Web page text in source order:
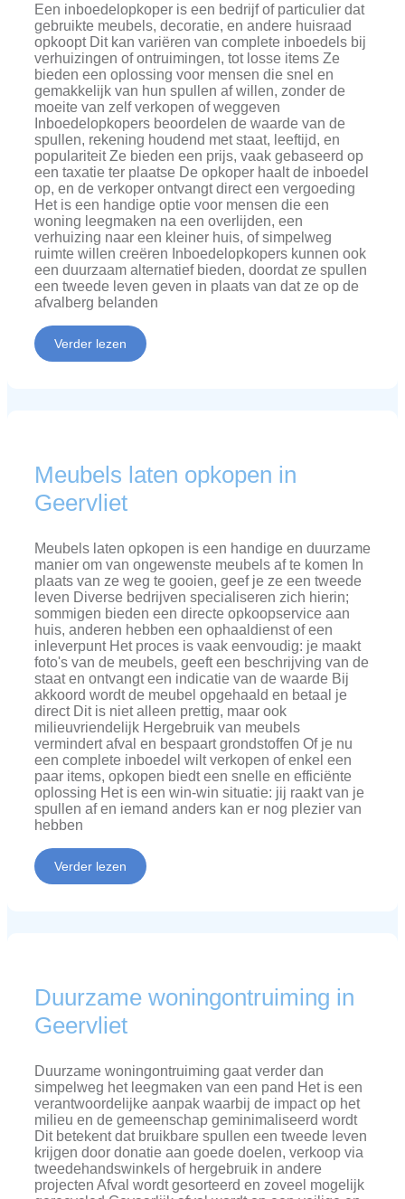
Een inboedelopkoper is een bedrijf of particulier dat
gebruikte meubels, decoratie, en andere huisraad
opkoopt Dit kan variëren van complete inboedels bij
verhuizingen of ontruimingen, tot losse items Ze
bieden een oplossing voor mensen die snel en
gemakkelijk van hun spullen af willen, zonder de
moeite van zelf verkopen of weggeven
Inboedelopkopers beoordelen de waarde van de
spullen, rekening houdend met staat, leeftijd, en
populariteit Ze bieden een prijs, vaak gebaseerd op
een taxatie ter plaatse De opkoper haalt de inboedel
op, en de verkoper ontvangt direct een vergoeding
Het is een handige optie voor mensen die een
woning leegmaken na een overlijden, een
verhuizing naar een kleiner huis, of simpelweg
ruimte willen creëren Inboedelopkopers kunnen ook
een duurzaam alternatief bieden, doordat ze spullen
een tweede leven geven in plaats van dat ze op de
afvalberg belanden
Verder lezen
Meubels laten opkopen in
Geervliet
Meubels laten opkopen is een handige en duurzame
manier om van ongewenste meubels af te komen In
plaats van ze weg te gooien, geef je ze een tweede
leven Diverse bedrijven specialiseren zich hierin;
sommigen bieden een directe opkoopservice aan
huis, anderen hebben een ophaaldienst of een
inleverpunt Het proces is vaak eenvoudig: je maakt
foto's van de meubels, geeft een beschrijving van de
staat en ontvangt een indicatie van de waarde Bij
akkoord wordt de meubel opgehaald en betaal je
direct Dit is niet alleen prettig, maar ook
milieuvriendelijk Hergebruik van meubels
vermindert afval en bespaart grondstoffen Of je nu
een complete inboedel wilt verkopen of enkel een
paar items, opkopen biedt een snelle en efficiënte
oplossing Het is een win-win situatie: jij raakt van je
spullen af en iemand anders kan er nog plezier van
hebben
Verder lezen
Duurzame woningontruiming in
Geervliet
Duurzame woningontruiming gaat verder dan
simpelweg het leegmaken van een pand Het is een
verantwoordelijke aanpak waarbij de impact op het
milieu en de gemeenschap geminimaliseerd wordt
Dit betekent dat bruikbare spullen een tweede leven
krijgen door donatie aan goede doelen, verkoop via
tweedehandswinkels of hergebruik in andere
projecten Afval wordt gesorteerd en zoveel mogelijk